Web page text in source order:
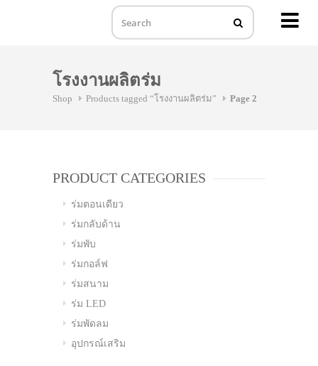
โรงงานผลิตร่ม
Shop Products tagged “โรงงานผลิตร่ม” Page 2
PRODUCT CATEGORIES
ร่มตอนเดียว
ร่มกลับด้าน
ร่มพับ
ร่มกอล์ฟ
ร่มสนาม
ร่ม LED
ร่มพัดลม
อุปกรณ์เสริม